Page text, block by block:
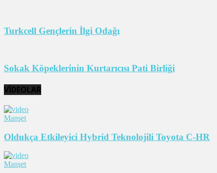
Turkcell Gençlerin İlgi Odağı
Sokak Köpeklerinin Kurtarıcısı Pati Birliği
VİDEOLAR
Manşet
Oldukça Etkileyici Hybrid Teknolojili Toyota C-HR
Manşet